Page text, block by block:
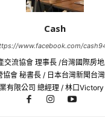
Cash
www.facebook.com/
交流協會 理事長 /台灣國際房
協會 秘書長 / 日本台灣新聞台
有限公司 總經理 / 林口